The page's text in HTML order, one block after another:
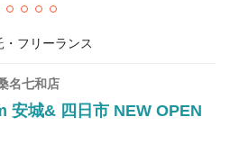
・フリーランス
名七和店
安城& 四日市 NEW OPEN